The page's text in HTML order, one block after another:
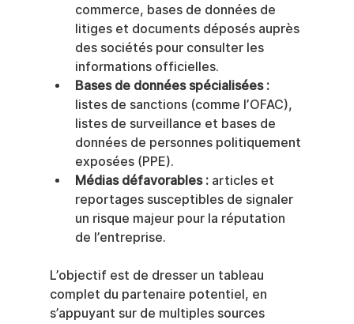
commerce, bases de données de
litiges et documents déposés auprès
des sociétés pour consulter les
informations officielles.
Bases de données spécialisées :
listes de sanctions (comme l’OFAC),
listes de surveillance et bases de
données de personnes politiquement
exposées (PPE).
Médias défavorables : articles et
reportages susceptibles de signaler
un risque majeur pour la réputation
de l’entreprise.
L’objectif est de dresser un tableau
complet du partenaire potentiel, en
s’appuyant sur de multiples sources